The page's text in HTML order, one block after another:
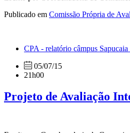
Publicado em Comissão Própria de
CPA - relatório câmpus Sapucaia
05/07/15
21h00
Projeto de Avaliação